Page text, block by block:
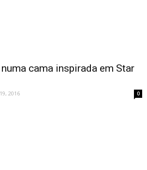
cama inspirada em Star
2016 0